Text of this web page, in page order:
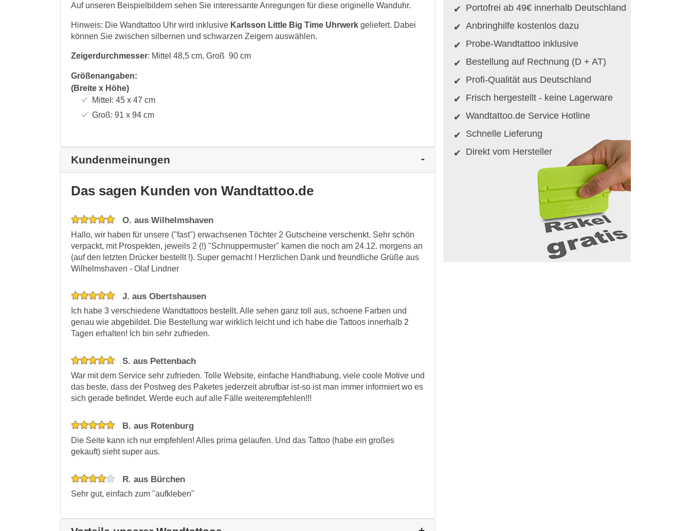
Auf unseren Beispielbildern sehen Sie interessante Anregungen für diese originelle Wanduhr.
Hinweis: Die Wandtattoo Uhr wird inklusive Karlsson Little Big Time Uhrwerk geliefert. Dabei
können Sie zwischen silbernen und schwarzen Zeigern auswählen.
Zeigerdurchmesser: Mittel 48,5 cm, Groß 90 cm
Größenangaben:
(Breite x Höhe)
Mittel: 45 x 47 cm
Groß: 91 x 94cm
Kundenmeinungen
Das sagen Kunden von Wandtattoo.de
O. aus Wilhelmshaven
Hallo, wir haben für unsere ("fast") erwachsenen Töchter 2 Gutscheine verschenkt. Sehr schön
verpackt, mit Prospekten, jeweils 2 (!) "Schnuppermuster" kamen die noch am 24.12. morgens an
(auf den letzten Drücker bestellt !). Super gemacht ! Herzlichen Dank und freundliche Grüße aus
Wilhelmshaven - Olaf Lindner
J. aus Obertshausen
Ich habe 3 verschiedene Wandtattoos bestellt. Alle sehen ganz toll aus, schoene Farben und
genau wie abgebildet. Die Bestellung war wirklich leicht und ich habe die Tattoos innerhalb 2
Tagen erhalten! Ich bin sehr zufrieden.
S. aus Pettenbach
War mit dem Service sehr zufrieden. Tolle Website, einfache Handhabung, viele coole Motive und
das beste, dass der Postweg des Paketes jederzeit abrufbar ist-so ist man immer informiert wo es
sich gerade befindet. Werde euch auf alle Fälle weiterempfehlen!!!
B. aus Rotenburg
Die Seite kann ich nur empfehlen! Alles prima gelaufen. Und das Tattoo (habe ein großes
gekauft) sieht super aus.
R. aus Bürchen
Sehr gut, einfach zum "aufkleben"
Portofrei ab 49€ innerhalb Deutschland
Anbringhilfe kostenlos dazu
Probe-Wandtattoo inklusive
Bestellung auf Rechnung (D + AT)
Profi-Qualität aus Deutschland
Frisch hergestellt - keine Lagerware
Wandtattoo.de Service Hotline
Schnelle Lieferung
Direkt vom Hersteller